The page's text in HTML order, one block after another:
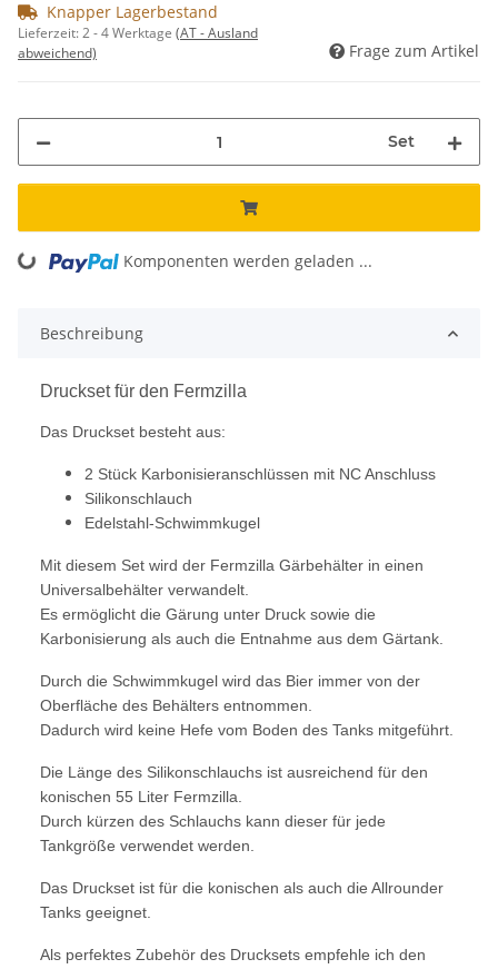
Knapper Lagerbestand
Lieferzeit:2 - 4 Werktage (AT - Ausland
abweichend)
Frage zum Artikel
Set
Loading... Komponenten werden geladen ...
Beschreibung
Druckset für den Fermzilla
Das Druckset besteht aus:
2 Stück Karbonisieranschlüssen mit NC Anschluss
Silikonschlauch
Edelstahl-Schwimmkugel
Mit diesem Set wird der Fermzilla Gärbehälter in einen
Universalbehälter verwandelt.
Es ermöglicht die Gärung unter Druck sowie die
Karbonisierung als auch die Entnahme aus dem Gärtank.
Durch die Schwimmkugel wird das Bier immer von der
Oberfläche des Behälters entnommen.
Dadurch wird keine Hefe vom Boden des Tanks mitgeführt.
Die Länge des Silikonschlauchs ist ausreichend für den
konischen 55 Liter Fermzilla.
Durch kürzen des Schlauchs kann dieser für jede
Tankgröße verwendet werden.
Das Druckset ist für die konischen als auch die Allrounder
Tanks geeignet.
Als perfektes Zubehör des Drucksets empfehle ich den